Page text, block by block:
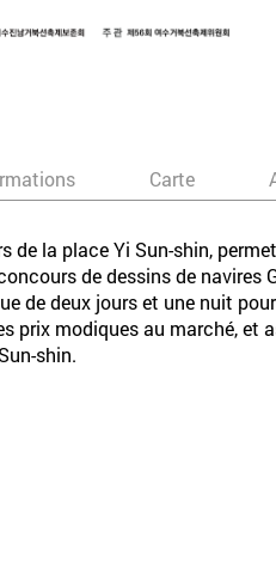
Carte
la place Yi Sun-shin,
de dessins de navires
de deux jours et une nuit
prix modiques au marché,
shin.